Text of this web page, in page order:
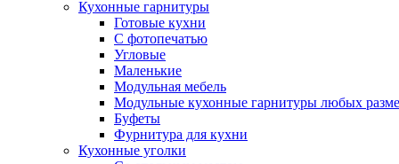
Кухонные гарнитуры
Готовые кухни
С фотопечатью
Угловые
Маленькие
Модульная мебель
Модульные кухонные гарнитуры любых
Буфеты
Фурнитура для кухни
Кухонные уголки